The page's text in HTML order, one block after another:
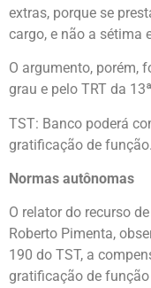
extras, porque se
cargo, e não a sétima
O argumento, porém,
grau e pelo TRT da
TST: Banco poderá
gratificação de
Normas autônomas
O relator do recurso
Roberto Pimenta,
190 do TST, a
gratificação de